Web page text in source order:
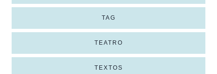
TAG
TEATRO
TEXTOS